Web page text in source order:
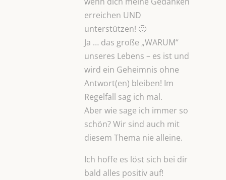
erreichen UND
unterstützen! 🙂
Ja … das große „WARUM“
unseres Lebens – es ist und
wird ein Geheimnis ohne
Antwort(en) bleiben! Im
Regelfall sag ich mal.
Aber wie sage ich immer so
schön? Wir sind auch mit
diesem Thema nie alleine.
Ich hoffe es löst sich bei dir
bald alles positiv auf!